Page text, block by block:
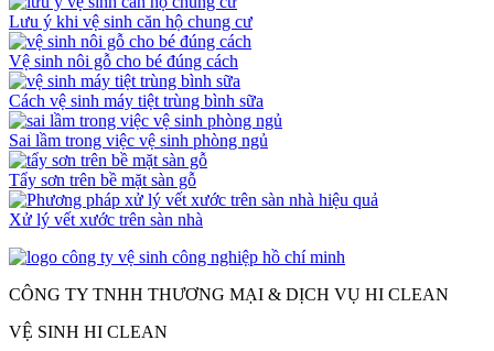
Lưu ý khi vệ sinh căn hộ chung cư
Vệ sinh nôi gỗ cho bé đúng cách
Cách vệ sinh máy tiệt trùng bình sữa
Sai lầm trong việc vệ sinh phòng ngủ
Tẩy sơn trên bề mặt sàn gỗ
Xử lý vết xước trên sàn nhà
CÔNG TY TNHH THƯƠNG MẠI & DỊCH VỤ HI CLEAN
VỆ SINH HI CLEAN